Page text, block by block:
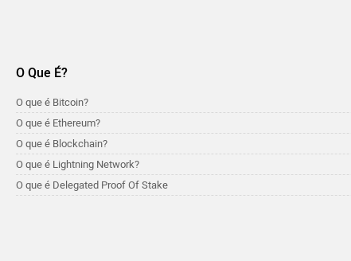
O Que É?
O que é Bitcoin?
O que é Ethereum?
O que é Blockchain?
O que é Lightning Network?
O que é Delegated Proof Of Stake